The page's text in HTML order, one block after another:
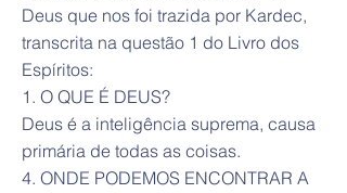
Deus que nos foi trazida por Kardec,
transcrita na questão 1 do Livro dos
Espíritos:
1. O QUE É DEUS?
Deus é a inteligência suprema, causa
primária de todas as coisas.
4. ONDE PODEMOS ENCONTRAR A